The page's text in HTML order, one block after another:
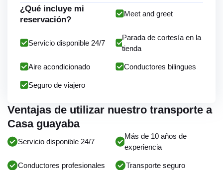
¿Qué incluye mi
reservación?
Meet and greet
Servicio disponible 24/7
Parada de cortesía en la
tienda
Aire acondicionado Conductores bilingues
Seguro de viajero
Ventajas de utilizar nuestro transporte a
Casa guayaba
Servicio disponible 24/7
Más de 10 años de
experiencia
Conductores profesionales Transporte seguro